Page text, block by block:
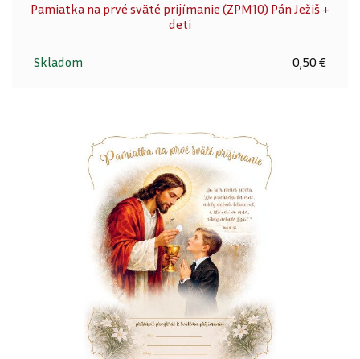
Pamiatka na prvé sväté prijímanie (ZPM10) Pán Ježiš +
deti
Skladom 0,50 €